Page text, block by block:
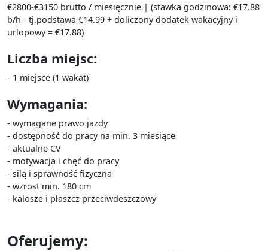
€2800-€3150 brutto / miesięcznie | (stawka godzinowa: €17.88
b/h - tj.podstawa €14.99 + doliczony dodatek wakacyjny i
urlopowy = €17.88)
Liczba miejsc:
- 1 miejsce (1 wakat)
Wymagania:
- wymagane prawo jazdy
- dostępność do pracy na min. 3 miesiące
- aktualne CV
- motywacja i chęć do pracy
- silą i sprawność fizyczna
- wzrost min. 180 cm
- kalosze i płaszcz przeciwdeszczowy
Oferujemy: